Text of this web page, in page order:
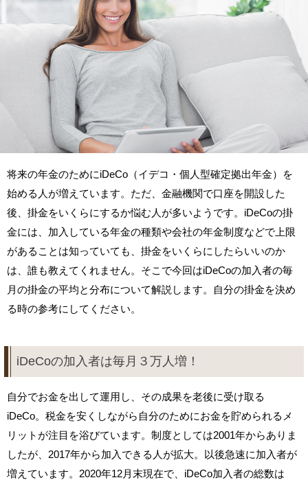
将来の年金のためにiDeCo（イデコ・個人型確定拠出年金）を
始める人が増えています。ただ、金融機関で口座を開設した
後、掛金をいくらにするか悩む人が多いようです。iDeCoの掛
金には、加入している年金の種類や会社の年金制度などで上限
があることは知っていても、掛金をいくらにしたらいいのか
は、誰も教えてくれません。そこで今回はiDeCoの加入者の毎
月の掛金の平均と分布について解説します。自分の掛金を決め
る時の参考にしてください。
iDeCoの加入者は毎月３万人増！
自分でお金を出して運用し、その成果を老後に受け取る
iDeCo。税金を安くしながら自分のためにお金を貯められるメ
リットが注目を浴びています。制度としては2001年からありま
したが、2017年から加入できる人が拡大。以後急速に加入者が
増えています。2020年12月末現在で、iDeCo加入者の総数は